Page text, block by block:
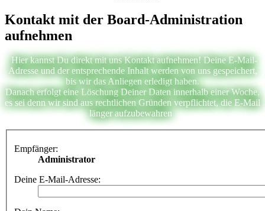
Kontakt mit der Board-Administration
aufnehmen
Hier kannst Du direkt mit uns Kontakt aufnehmen! Deine E-Mail-
Adresse und der entsprechende Inhalt werden von uns gespeichert,
bis wir das Anliegen erledigt haben.
Danach erfolgt eine Löschung Deiner Daten innerhalb einer Woche,
es sei denn wir sind aus rechtlichen Gründen verpflichtet, die E-Mail
länger aufzubewahren
Empfänger:
Administrator
Deine E-Mail-Adresse: